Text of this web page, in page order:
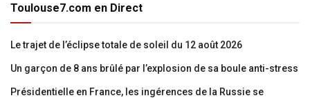
Toulouse7.com en Direct
Le trajet de l’éclipse totale de soleil du 12 août 2026
Un garçon de 8 ans brûlé par l’explosion de sa boule anti-stress
Présidentielle en France, les ingérences de la Russie se